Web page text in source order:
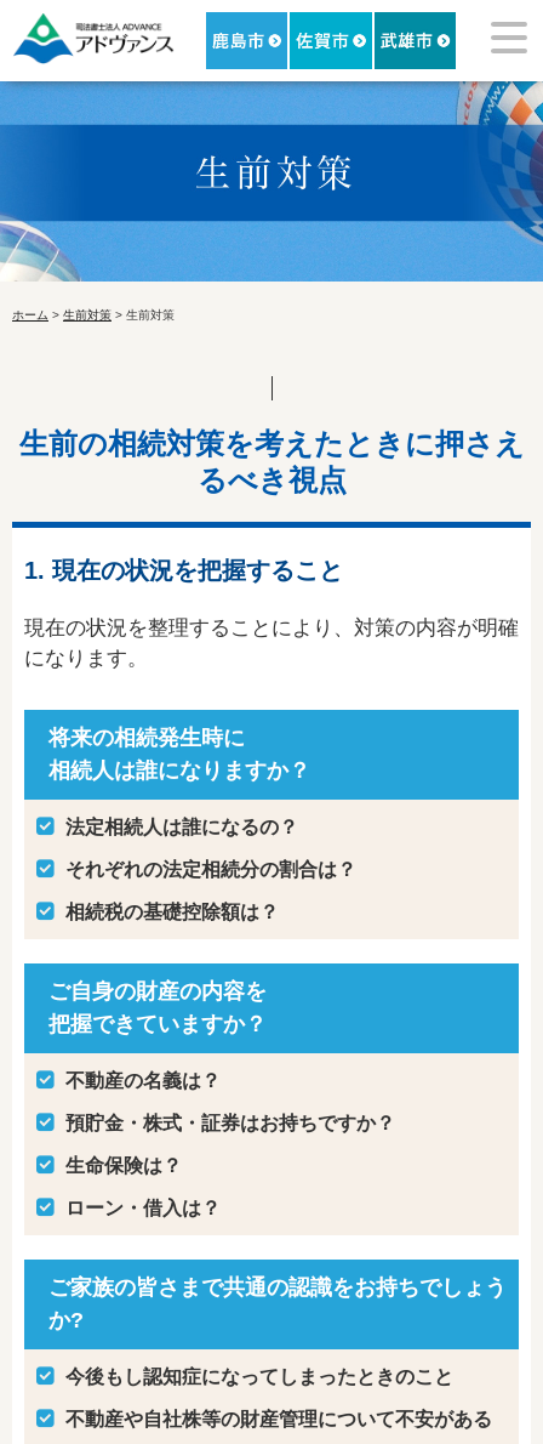
ホーム > 生前対策 > 生前対策
生前の相続対策を考えたときに押さえ
るべき視点
1. 現在の状況を把握すること
現在の状況を整理することにより、対策の内容が明確
になります。
将来の相続発生時に
相続人は誰になりますか？
法定相続人は誰になるの？
それぞれの法定相続分の割合は？
相続税の基礎控除額は？
ご自身の財産の内容を
把握できていますか？
不動産の名義は？
預貯金・株式・証券はお持ちですか？
生命保険は？
ローン・借入は？
ご家族の皆さまで共通の認識をお持ちでしょう
か?
今後もし認知症になってしまったときのこと
不動産や自社株等の財産管理について不安がある